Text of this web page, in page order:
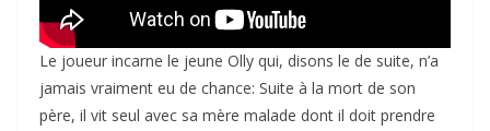
Le joueur incarne le jeune Olly qui, disons le de suite, n’a
jamais vraiment eu de chance: Suite à la mort de son
père, il vit seul avec sa mère malade dont il doit prendre